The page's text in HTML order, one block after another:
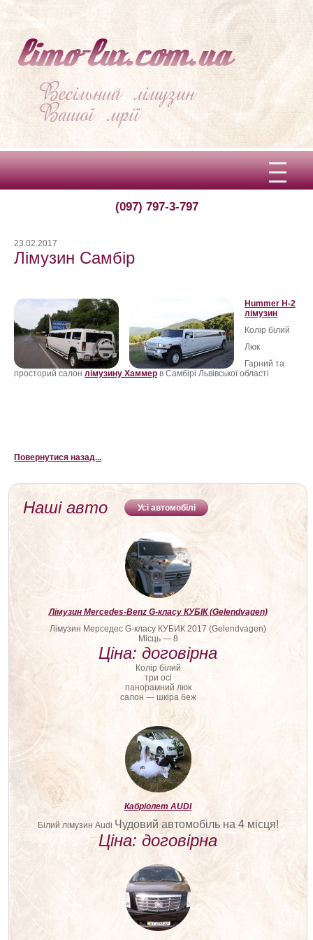
Про limo-lux
Відгуки
ФотоЗвіт
Статті
(097) 797-3-797
23.02.2017
Лімузин Самбір
Hummer H-2
лімузин
Колір білий
Люк
Гарний та
просторий салон лімузину Хаммер в Самбірі Львівської області
Повернутися назад...
Наші авто Усі автомобілі
Лімузин Mercedes-Benz G-класу КУБІК (Gelendvagen)
Лімузин Мерседес G-класу КУБИК 2017 (Gelendvagen)
Місць — 8
Ціна: договірна
Колір білий
три осі
панорамний люк
салон — шкіра беж
Кабріолет AUDI
Білий лімузин Audi Чудовий автомобіль на 4 місця!
Ціна: договірна